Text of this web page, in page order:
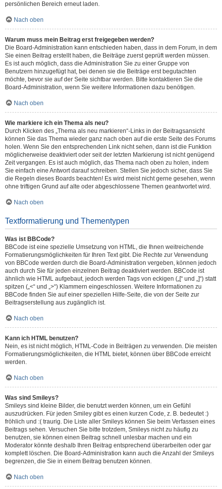
persönlichen Bereich erneut laden.
Nach oben
Warum muss mein Beitrag erst freigegeben werden?
Die Board-Administration kann entschieden haben, dass in dem Forum, in dem
Sie einen Beitrag erstellt haben, die Beiträge zuerst geprüft werden müssen.
Es ist auch möglich, dass die Administration Sie zu einer Gruppe von
Benutzern hinzugefügt hat, bei denen sie die Beiträge erst begutachten
möchte, bevor sie auf der Seite sichtbar werden. Bitte kontaktieren Sie die
Board-Administration, wenn Sie weitere Informationen dazu benötigen.
Nach oben
Wie markiere ich ein Thema als neu?
Durch Klicken des „Thema als neu markieren“-Links in der Beitragsansicht
können Sie das Thema wieder ganz nach oben auf die erste Seite des Forums
holen. Wenn Sie den entsprechenden Link nicht sehen, dann ist die Funktion
möglicherweise deaktiviert oder seit der letzten Markierung ist nicht genügend
Zeit vergangen. Es ist auch möglich, das Thema nach oben zu holen, indem
Sie einfach eine Antwort darauf schreiben. Stellen Sie jedoch sicher, dass Sie
die Regeln dieses Boards beachten! Es wird meist nicht gerne gesehen, wenn
ohne triftigen Grund auf alte oder abgeschlossene Themen geantwortet wird.
Nach oben
Textformatierung und Thementypen
Was ist BBCode?
BBCode ist eine spezielle Umsetzung von HTML, die Ihnen weitreichende
Formatierungsmöglichkeiten für Ihren Text gibt. Die Rechte zur Verwendung
von BBCode werden durch die Board-Administration vergeben, können jedoch
auch durch Sie für jeden einzelnen Beitrag deaktiviert werden. BBCode ist
ähnlich wie HTML aufgebaut, jedoch werden Tags von eckigen („[“ und „]“) statt
spitzen („<“ und „>“) Klammern eingeschlossen. Weitere Informationen zu
BBCode finden Sie auf einer speziellen Hilfe-Seite, die von der Seite zur
Beitragserstellung aus zugänglich ist.
Nach oben
Kann ich HTML benutzen?
Nein, es ist nicht möglich, HTML-Code in Beiträgen zu verwenden. Die meisten
Formatierungsmöglichkeiten, die HTML bietet, können über BBCode erreicht
werden.
Nach oben
Was sind Smileys?
Smileys sind kleine Bilder, die benutzt werden können, um ein Gefühl
auszudrücken. Für jeden Smiley gibt es einen kurzen Code, z. B. bedeutet :)
fröhlich und :( traurig. Die Liste aller Smileys können Sie beim Verfassen eines
Beitrags sehen. Versuchen Sie bitte trotzdem, Smileys nicht zu häufig zu
benutzen, sie können einen Beitrag schnell unlesbar machen und ein
Moderator könnte deshalb Ihren Beitrag entsprechend überarbeiten oder gar
komplett löschen. Die Board-Administration kann auch die Anzahl der Smileys
begrenzen, die Sie in einem Beitrag benutzen können.
Nach oben